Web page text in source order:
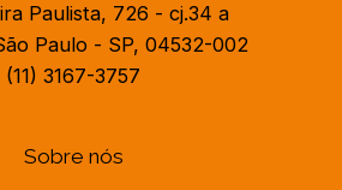
Paulista, 726 - cj.34 a
Paulo - SP, 04532-002
(11) 3167-3757
Sobre nós